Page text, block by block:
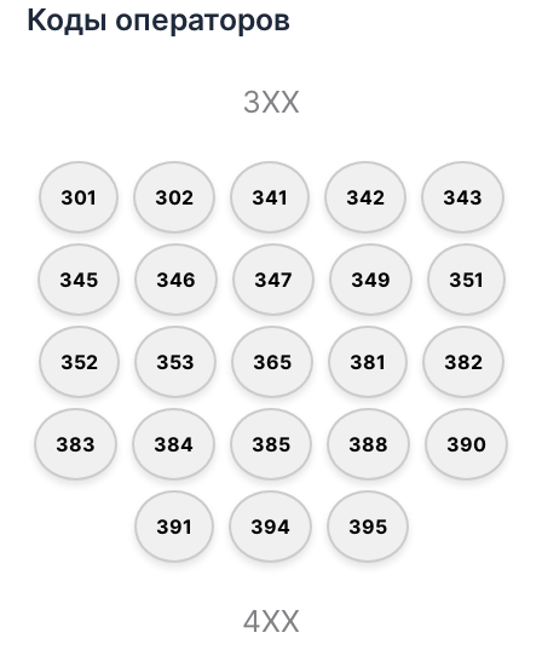
Коды операторов
3XX
301 302 341 342 343
345 346 347 349 351
352 353 365 381 382
383 384 385 388 390
391 394 395
4XX